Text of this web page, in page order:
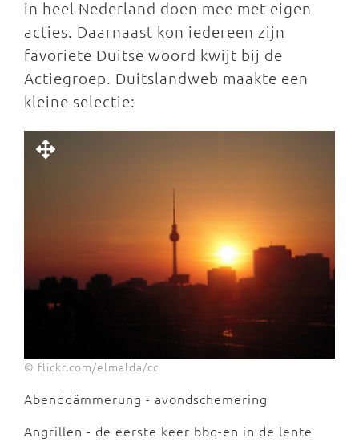
in heel Nederland doen mee met eigen
acties. Daarnaast kon iedereen zijn
favoriete Duitse woord kwijt bij de
Actiegroep. Duitslandweb maakte een
kleine selectie:
© flickr.com/elmalda/cc
Abenddämmerung - avondschemering
Angrillen - de eerste keer bbq-en in de lente